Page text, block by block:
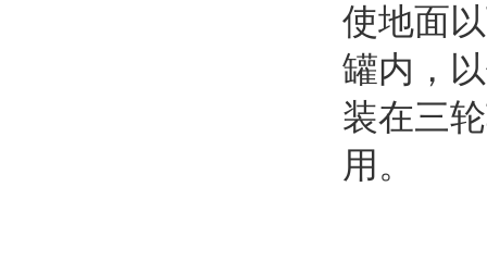
使地面
罐内，
装在三
用。